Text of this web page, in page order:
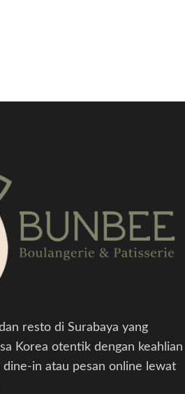
resto di Surabaya yang
Korea otentik dengan keahlian
dine-in atau pesan online lewat